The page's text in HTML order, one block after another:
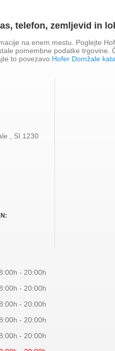
telefon, zemljevid in
na enem mestu. Poglejte
pomembne podatke trgovine.
to povezavo Hofer Domžale
SI 1230
- 20:00h
- 20:00h
- 20:00h
- 20:00h
- 20:00h